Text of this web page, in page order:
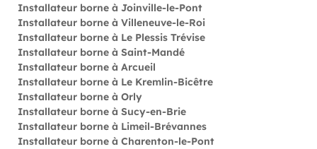
Installateur borne à Joinville-le-Pont
Installateur borne à Villeneuve-le-Roi
Installateur borne à Le Plessis Trévise
Installateur borne à Saint-Mandé
Installateur borne à Arcueil
Installateur borne à Le Kremlin-Bicêtre
Installateur borne à Orly
Installateur borne à Sucy-en-Brie
Installateur borne à Limeil-Brévannes
Installateur borne à Charenton-le-Pont